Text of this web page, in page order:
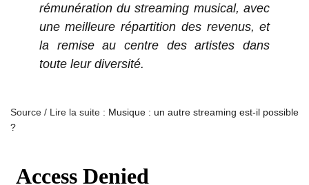
rémunération du streaming musical, avec
une meilleure répartition des revenus, et
la remise au centre des artistes dans
toute leur diversité.
Source / Lire la suite : Musique : un autre streaming est-il possible
?